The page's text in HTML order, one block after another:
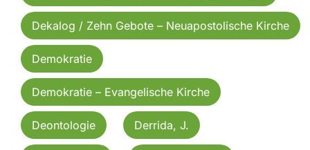
Dekalog / Zehn Gebote – Neuapostolische Kirche
Demokratie
Demokratie – Evangelische Kirche
Deontologie Derrida, J.